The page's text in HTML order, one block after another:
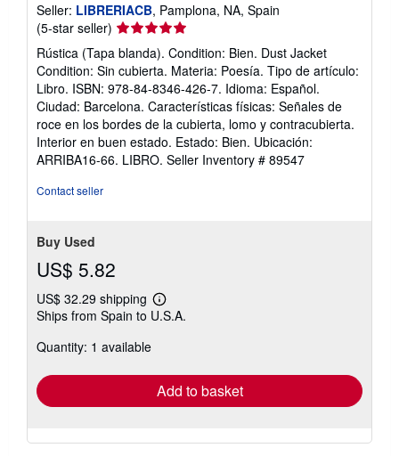
Seller: LIBRERIACB, Pamplona, NA, Spain
(5-star seller) Seller
rating
5
out
of
5
stars
Rústica (Tapa blanda). Condition: Bien. Dust Jacket
Condition: Sin cubierta. Materia: Poesía. Tipo de artículo:
Libro. ISBN: 978-84-8346-426-7. Idioma: Español.
Ciudad: Barcelona. Características físicas: Señales de
roce en los bordes de la cubierta, lomo y contracubierta.
Interior en buen estado. Estado: Bien. Ubicación:
ARRIBA16-66. LIBRO. Seller Inventory # 89547
Contact seller
Buy Used
US$ 5.82
US$ 32.29 shipping
Learn
more
Ships from Spain to U.S.A.
Quantity: 1 available
Add to basket